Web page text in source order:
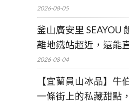
2026-08-05
釜山廣安里 SEAYOU
離地鐵站超近，還能
2026-08-04
【宜蘭員山冰品】牛
一條街上的私藏甜點